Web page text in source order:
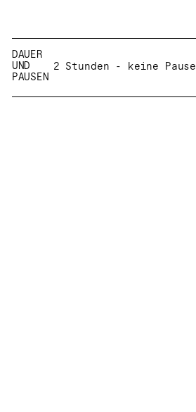
DAUER
UND
PAUSEN
2 Stunden - keine Pause